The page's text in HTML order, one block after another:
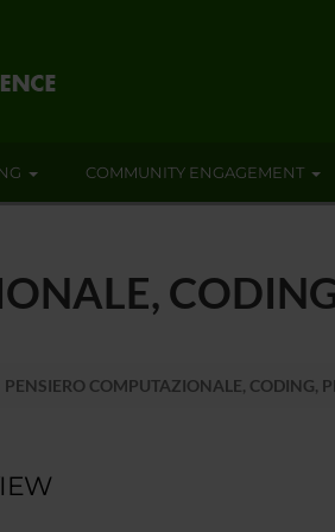
COMMUNITY ENGAGEMENT
PENSIERO COMPUTAZIONALE, CODING,